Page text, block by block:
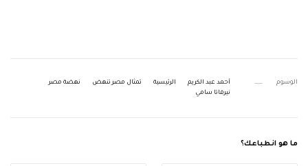
الوسوم أحمد عبد الكريم الرئيسية تمثال مصر تنهض
نهضة مصر
نيرفاتا سامي
ما هو انطباعك؟